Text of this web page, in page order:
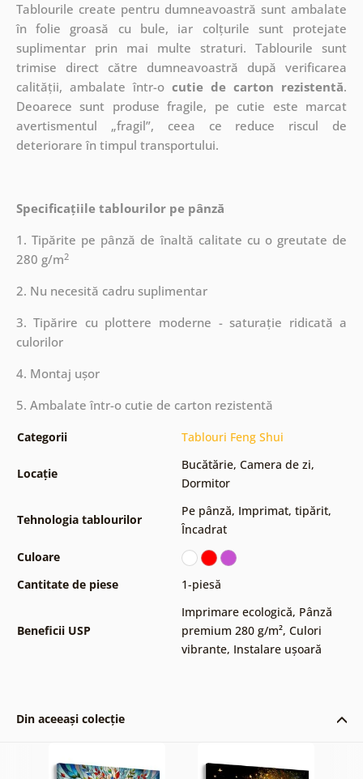
Tablourile create pentru dumneavoastră sunt ambalate
în folie groasă cu bule, iar colțurile sunt protejate
suplimentar prin mai multe straturi.Tablourile sunt
trimise direct către dumneavoastră după verificarea
calității, ambalate într-o cutie de carton rezistentă.
Deoarece sunt produse fragile, pe cutie este marcat
avertismentul „fragil”, ceea ce reduce riscul de
deteriorare în timpul transportului.
Specificațiile tablourilor pe pânză
1. Tipărite pe pânză de înaltă calitate cu o greutate de
280 g/m2
2. Nu necesită cadru suplimentar
3. Tipărire cu plottere moderne - saturație ridicată a
culorilor
4. Montaj ușor
5. Ambalate într-o cutie de carton rezistentă
Categorii Tablouri Feng Shui
Locație
Bucătărie, Camera de zi,
Dormitor
Tehnologia tablourilor
Pe pânză, Imprimat, tipărit,
Încadrat
Culoare
Cantitate de piese
1-piesă
Beneficii USP
Imprimare ecologică, Pânză
premium 280 g/m², Culori
vibrante, Instalare ușoară
Din aceeași colecție